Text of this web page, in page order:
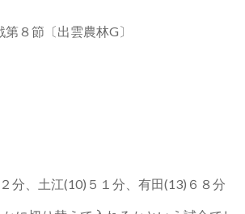
８節〔出雲農林G〕
分、土江(10)５１分、有田(13)６８分